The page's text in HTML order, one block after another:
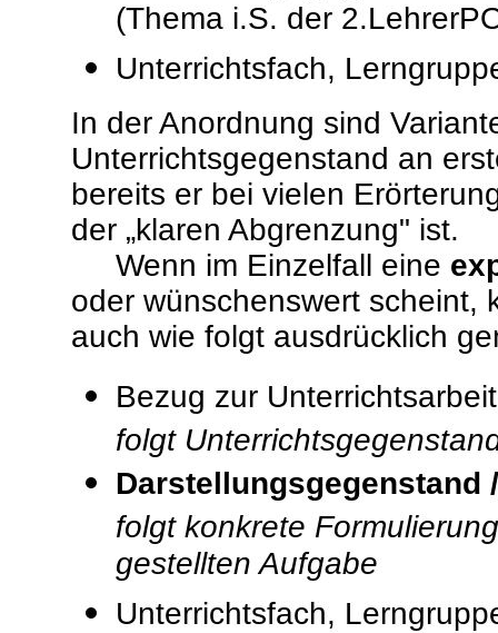
(Thema i.S. der
Unterrichtsfach,
In der Anordnung sind
Unterrichtsgegenstand an
bereits er bei vielen
der „klaren Abgrenzung" ist.
Wenn im Einzelfall eine
oder wünschenswert scheint,
auch wie folgt ausdrücklich
Bezug zur
folgt
Darstellungsgegenstand
folgt konkrete
gestellten Aufgabe
Unterrichtsfach,